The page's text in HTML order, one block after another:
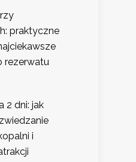
praktyczne
rezerwatu
2 dni: jak
i